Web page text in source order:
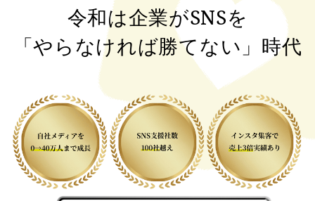
令和は企業がSNSを
「やらなければ勝てない」時代